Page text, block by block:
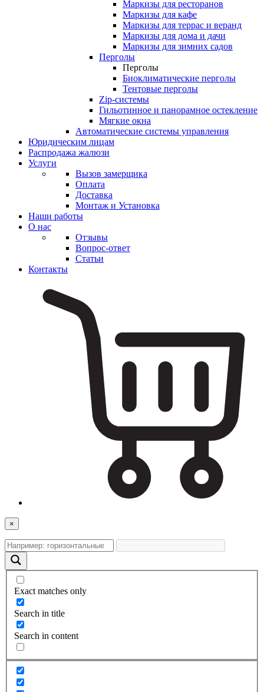
Маркизы для ресторанов
Маркизы для кафе
Маркизы для террас и веранд
Маркизы для дома и дачи
Маркизы для зимних садов
Перголы
Перголы
Биоклиматические перголы
Тентовые перголы
Zip-системы
Гильотинное и панорамное остекление
Мягкие окна
Автоматические системы управления
Юридическим лицам
Распродажа жалюзи
Услуги
Вызов замерщика
Оплата
Доставка
Монтаж и Установка
Наши работы
О нас
Отзывы
Вопрос-ответ
Статьи
Контакты
×
Exact matches only
Search in title
Search in content